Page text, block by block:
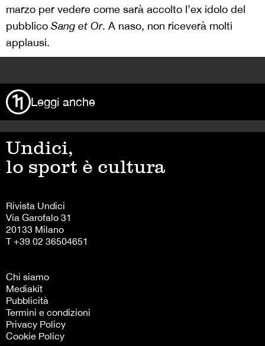
marzo per vedere come sarà accolto l’ex idolo del
pubblico Sang et Or. A naso, non riceverà molti
applausi.
Leggi anche
Undici,
lo sport è cultura
Rivista Undici
Via Garofalo 31
20133 Milano
T +39 02 36504651
Chi siamo
Mediakit
Pubblicità
Termini e condizioni
Privacy Policy
Cookie Policy